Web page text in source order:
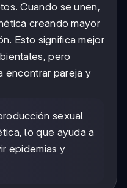
Cuando se unen,
creando mayor
Esto significa mejor
pero
encontrar pareja y
sexual
lo que ayuda a
epidemias y